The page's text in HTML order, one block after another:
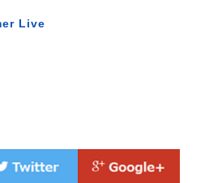
Live